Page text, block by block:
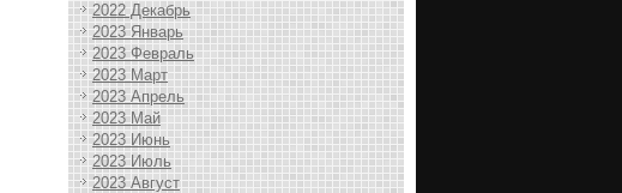
2022 Декабрь
2023 Январь
2023 Февраль
2023 Март
2023 Апрель
2023 Май
2023 Июнь
2023 Июль
2023 Август